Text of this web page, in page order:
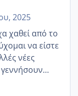
2025
χαθεί από το
να είστε
νέες
Να πάρουν